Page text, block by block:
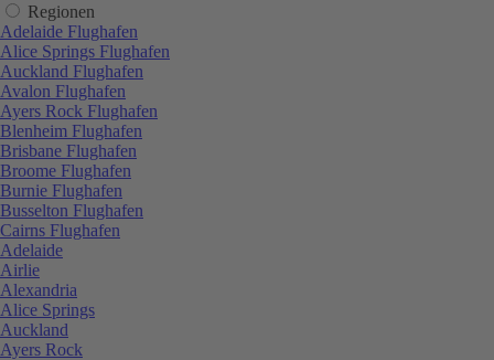
Regionen
Adelaide Flughafen
Alice Springs Flughafen
Auckland Flughafen
Avalon Flughafen
Ayers Rock Flughafen
Blenheim Flughafen
Brisbane Flughafen
Broome Flughafen
Burnie Flughafen
Busselton Flughafen
Cairns Flughafen
Adelaide
Airlie
Alexandria
Alice Springs
Auckland
Ayers Rock